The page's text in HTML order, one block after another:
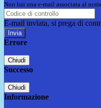
Non hai una e-mail associata al
E-mail inviata, si prega di
Errore
Chiudi
Successo
Chiudi
Informazione